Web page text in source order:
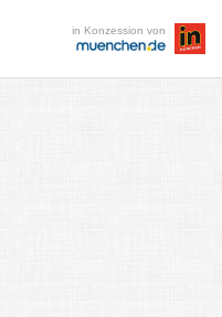
in Konzession von